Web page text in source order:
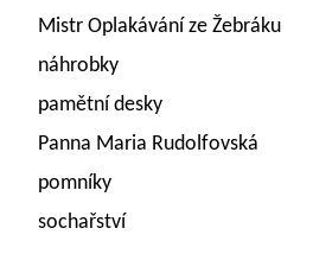
Mistr Oplakávání ze Žebráku
náhrobky
pamětní desky
Panna Maria Rudolfovská
pomníky
sochařství